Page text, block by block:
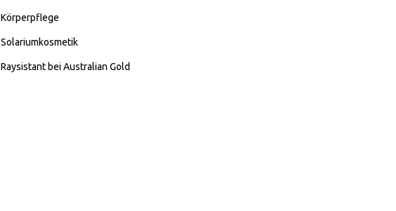
Körperpflege
Solariumkosmetik
Raysistant bei Australian Gold